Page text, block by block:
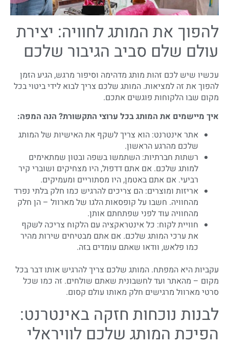
להפוך את המותג לחוויה: יצירת
עולם שלם סביב הגיבור שלכם
עכשיו שיש לכם זהות מותג מדהימה וסיפור מרגש, הגיע הזמן
להפוך את זה למציאות. המותג שלכם צריך לבוא לידי ביטוי בכל
מקום שבו הלקוחות פוגשים אתכם.
איך מיישמים את המותג בכל ערוצי התקשורת? הנה המפה:
אתר אינטרנט: הוא צריך לשקף את האישיות של המותג
שלכם מהרגע הראשון.
רשתות חברתיות: השתמשו בשפה ובטון שמתאימים
למותג שלכם. אם אתם דדפול, היו מצחיקים ושוברי קיר
רביעי. אם אתם באטמן, היו מסתוריים ומעמיקים.
אריזות ומוצרים: הם צריכים להרגיש כמו חלק בלתי נפרד
מהחוויה. חשבו על קופסאות הלגו של מארוול – הן חלק
מהחוויה עוד לפני שפתחתם אותן.
חוויית לקוח: כל אינטראקציה עם הלקוח צריכה לשקף
את ערכי המותג שלכם. אם אתם מבטיחים שירות מהיר
כמו פלאש, וודאו שאתם עומדים בזה.
עקביות היא המפתח. המותג שלכם צריך להרגיש אותו דבר בכל
מקום – מהאתר ועד לחשבונית שאתם שולחים. זה כמו שכל
סרטי מארוול מרגישים חלק מאותו עולם קסום.
לבנות נוכחות חזקה באינטרנט:
הפיכת המותג שלכם לוויראלי